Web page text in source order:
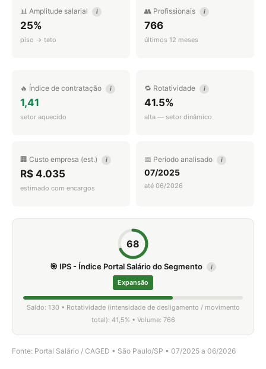
📊 Amplitude salarial i
25%
piso → teto
👥 Profissionais i
766
últimos 12 meses
🔥 Índice de contratação i
1,41
setor aquecido
🔁 Rotatividade i
41.5%
alta — setor dinâmico
🏢 Custo empresa (est.) i
R$ 4.035
estimado com encargos
📅 Período analisado i
07/2025
até 06/2026
68
🎯 IPS - Índice Portal Salário do Segmento i
Expansão
Saldo: 130 • Rotatividade (intensidade de desligamento / movimento
total): 41,5% • Volume: 766
Fonte: Portal Salário / CAGED • São Paulo/SP • 07/2025 a 06/2026